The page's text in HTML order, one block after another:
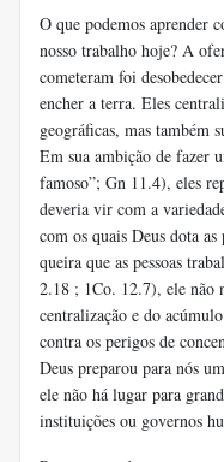
O que podemos aprender
nosso trabalho hoje? A
cometeram foi
encher a terra. Eles
geográficas, mas também
Em sua ambição de fazer
famoso”; Gn 11.4), eles
deveria vir com a
com os quais Deus dota
queira que as pessoas
2.18 ; 1Co. 12.7), ele não
centralização e do
contra os perigos de
Deus preparou para nós
ele não há lugar para
instituições ou governos